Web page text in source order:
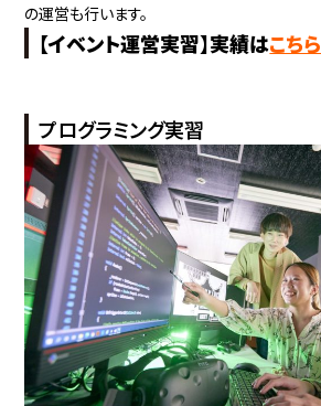
の運営も行います。
【イベント運営実習】実績はこちら
プログラミング実習